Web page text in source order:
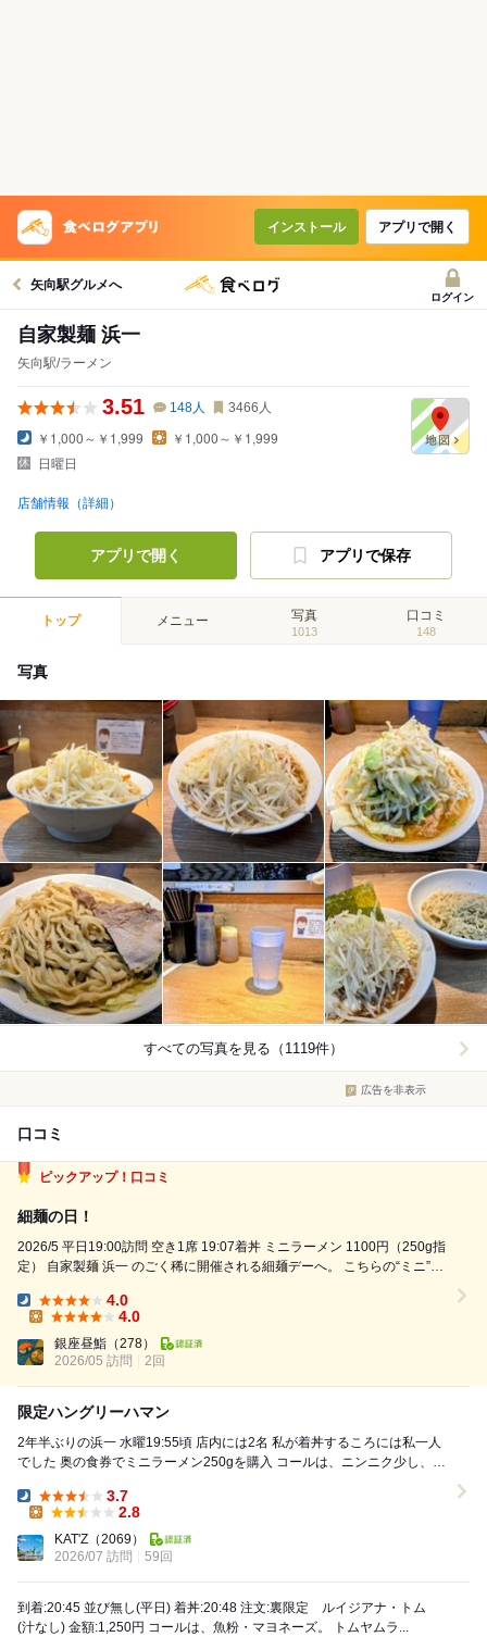
インストール アプリで開く
矢向駅グルメへ
ログイン
自家製麺 浜一
矢向駅/ラーメン
3.51 148人 3466 人
￥1,000～￥1,999
￥1,000～￥1,999
日曜日
店舗情報（詳細）
アプリで開く アプリで保存
トップ メニュー 写真
1013
口コミ
148
写真
すべての写真を見る（1119件）
広告を非表示
口コミ
ピックアップ！口コミ
細麺の日！
2026/5 平日19:00訪問 空き1席 19:07着丼 ミニラーメン 1100円（250g指
定） 自家製麺 浜一 のごく稀に開催される細麺デーへ。 こちらの“ミニ”は
者にも入りやすいシステムです。とはいえ...
Dinner:
4.0
4.0
銀座昼鮨 （278）
2026/05 訪問
2回
限定ハングリーハマン
2年半ぶりの浜一 水曜19:55頃 店内には2名 私が着丼するころには私一人
でした 奥の食券でミニラーメン250gを購入 コールは、ニンニク少し、野
Dinner:
3.7
2.8
KAT'Z （2069）
2026/07 訪問
59回
到着:20:45 並び無し(平日) 着丼:20:48 注文:裏限定 ルイジアナ・トム
(汁なし) 金額:1,250円 コールは、魚粉・マヨネーズ。 トムヤムラ...